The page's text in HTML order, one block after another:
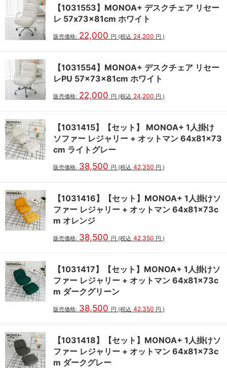
【1031553】MONOA+ デスクチェア リセー
レ 57x73x81cm ホワイト
販売価格: 22,000 円 (税込 24,200 円 )
【1031554】MONOA+ デスクチェア リセー
レPU 57x73x81cm ホワイト
販売価格: 22,000 円 (税込 24,200 円 )
【1031415】【セット】 MONOA+ 1人掛け
ソファー レジャリー + オットマン 64x81x73
cm ライトグレー
販売価格: 38,500 円 (税込 42,350 円 )
【1031416】【セット】MONOA+ 1人掛けソ
ファー レジャリー + オットマン 64x81x73c
m オレンジ
販売価格: 38,500 円 (税込 42,350 円 )
【1031417】【セット】MONOA+ 1人掛けソ
ファー レジャリー + オットマン 64x81x73c
m ダークグリーン
販売価格: 38,500 円 (税込 42,350 円 )
【1031418】【セット】MONOA+ 1人掛けソ
ファー レジャリー + オットマン 64x81x73c
m ダークグレー